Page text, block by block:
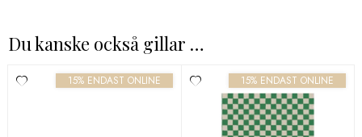
Du kanske också gillar …
15% ENDAST ONLINE 15% ENDAST ONLINE